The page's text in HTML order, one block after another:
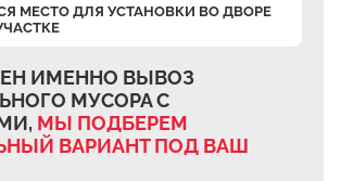
МЕСТО ДЛЯ УСТАНОВКИ ВО ДВОРЕ
ИМЕННО ВЫВОЗ
МУСОРАС
МЫ ПОДБЕРЕМ
ВАРИАНТПОД ВАШ